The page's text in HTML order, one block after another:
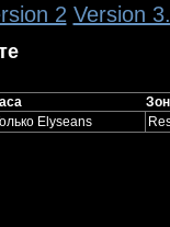
2 Version
Elyseans